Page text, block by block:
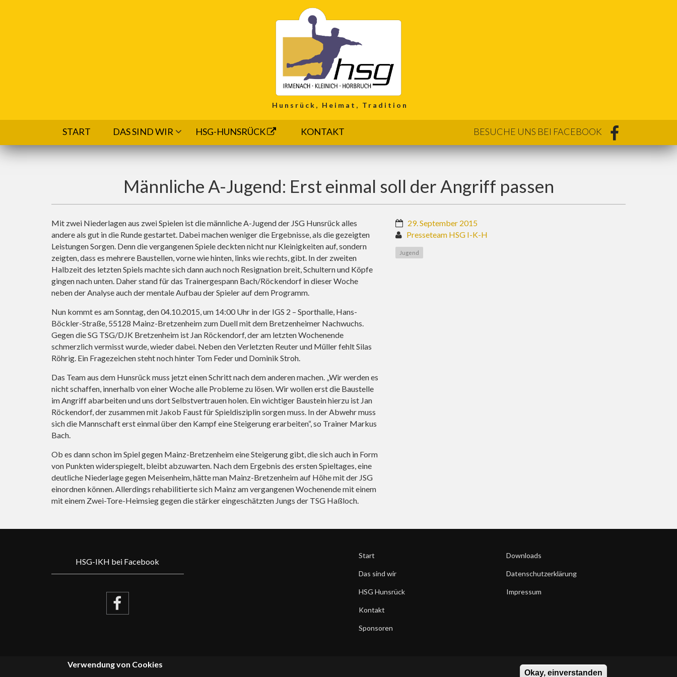
Hunsrück, Heimat, Tradition
START DAS SIND WIR HSG-HUNSRÜCK KONTAKT BESUCHE UNS BEI FACEBOOK
Männliche A-Jugend: Erst einmal soll der Angriff passen
Mit zwei Niederlagen aus zwei Spielen ist die männliche A-Jugend der JSG Hunsrück alles
andere als gut in die Runde gestartet. Dabei machen weniger die Ergebnisse, als die gezeigten
Leistungen Sorgen. Denn die vergangenen Spiele deckten nicht nur Kleinigkeiten auf, sondern
zeigten, dass es mehrere Baustellen, vorne wie hinten, links wie rechts, gibt. In der zweiten
Halbzeit des letzten Spiels machte sich dann auch noch Resignation breit, Schultern und Köpfe
gingen nach unten. Daher stand für das Trainergespann Bach/Röckendorf in dieser Woche
neben der Analyse auch der mentale Aufbau der Spieler auf dem Programm.
Nun kommt es am Sonntag, den 04.10.2015, um 14:00 Uhr in der IGS 2 – Sporthalle, Hans-
Böckler-Straße, 55128 Mainz-Bretzenheim zum Duell mit dem Bretzenheimer Nachwuchs.
Gegen die SG TSG/DJK Bretzenheim ist Jan Röckendorf, der am letzten Wochenende
schmerzlich vermisst wurde, wieder dabei. Neben den Verletzten Reuter und Müller fehlt Silas
Röhrig. Ein Fragezeichen steht noch hinter Tom Feder und Dominik Stroh.
Das Team aus dem Hunsrück muss jetzt einen Schritt nach dem anderen machen. „Wir werden es
nicht schaffen, innerhalb von einer Woche alle Probleme zu lösen. Wir wollen erst die Baustelle
im Angriff abarbeiten und uns dort Selbstvertrauen holen. Ein wichtiger Baustein hierzu ist Jan
Röckendorf, der zusammen mit Jakob Faust für Spieldisziplin sorgen muss. In der Abwehr muss
sich die Mannschaft erst einmal über den Kampf eine Steigerung erarbeiten“, so Trainer Markus
Bach.
Ob es dann schon im Spiel gegen Mainz-Bretzenheim eine Steigerung gibt, die sich auch in Form
von Punkten widerspiegelt, bleibt abzuwarten. Nach dem Ergebnis des ersten Spieltages, eine
deutliche Niederlage gegen Meisenheim, hätte man Mainz-Bretzenheim auf Höhe mit der JSG
einordnen können. Allerdings rehabilitierte sich Mainz am vergangenen Wochenende mit einem
mit einem Zwei-Tore-Heimsieg gegen die stärker eingeschätzten Jungs der TSG Haßloch.
29. September 2015
Presseteam HSG I-K-H
Jugend
HSG-IKH bei Facebook
Start
Das sind wir
HSG Hunsrück
Kontakt
Sponsoren
Downloads
Datenschutzerklärung
Impressum
Verwendung von Cookies
Okay, einverstanden